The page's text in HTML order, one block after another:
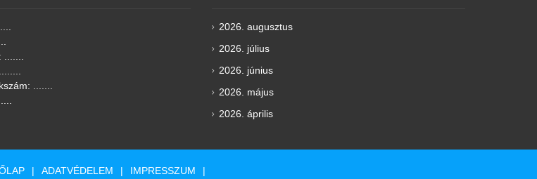
.......
2026. augusztus
2026. július
2026. június
2026. május
2026. április
ADATVÉDELEM IMPRESSZUM